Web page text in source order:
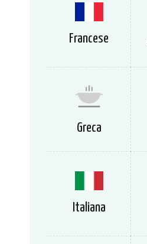
Francese
Greca
Italiana